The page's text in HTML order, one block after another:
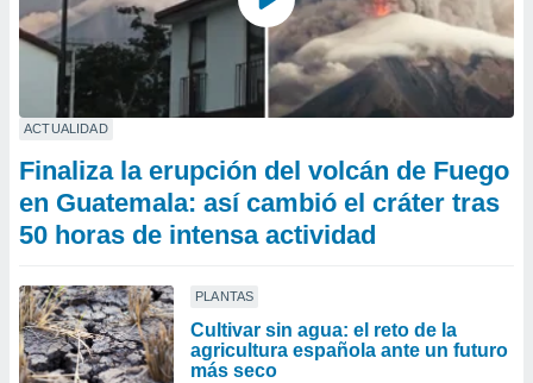
ACTUALIDAD
Finaliza la erupción del volcán de Fuego
en Guatemala: así cambió el cráter tras
50 horas de intensa actividad
PLANTAS
Cultivar sin agua: el reto de la
agricultura española ante un futuro
más seco